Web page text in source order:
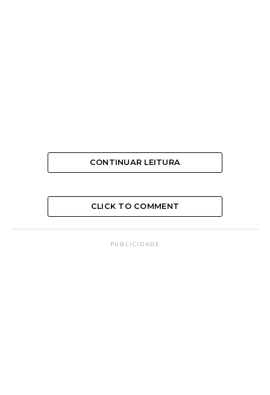
Numa longa viagem, o caminho apresenta
paisagem sempre diversa.
CONTINUAR LEITURA
CLICK TO COMMENT
PUBLICIDADE